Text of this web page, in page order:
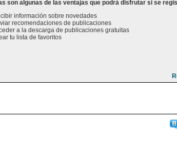
son algunas de las ventajas que podrá disfrutar si se
información sobre novedades
recomendaciones de publicaciones
a la descarga de publicaciones gratuitas